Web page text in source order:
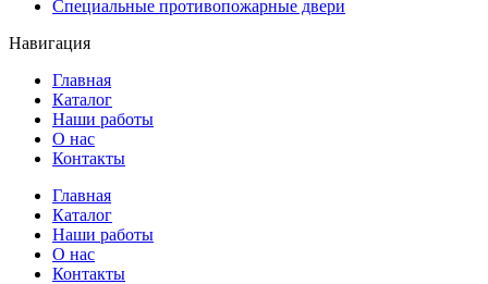
Специальные противопожарные двери
Навигация
Главная
Каталог
Наши работы
О нас
Контакты
Главная
Каталог
Наши работы
О нас
Контакты